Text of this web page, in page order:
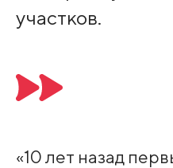
участков.
«10 лет назад